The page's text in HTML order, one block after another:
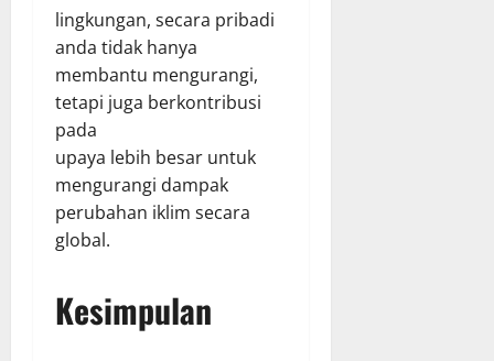
lingkungan, secara pribadi
anda tidak hanya
membantu mengurangi,
tetapi juga berkontribusi
pada
upaya lebih besar untuk
mengurangi dampak
perubahan iklim secara
global.
Kesimpulan